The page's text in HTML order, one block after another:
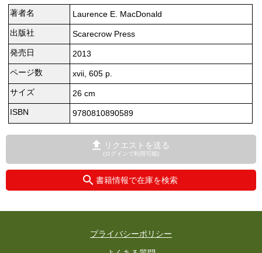
著者名
Laurence E. MacDonald
出版社
Scarecrow Press
発売日
2013
ページ数
xvii, 605 p.
サイズ
26 cm
ISBN
9780810890589
リクエストを送る
(ログインで利用可能)
書籍情報で在庫を検索
プライバシーポリシー